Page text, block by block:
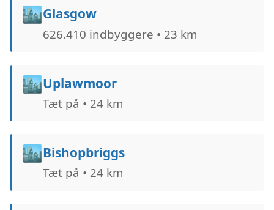
🏙️Glasgow
626.410 indbyggere • 23 km
🏙️Uplawmoor
Tæt på • 24 km
🏙️Bishopbriggs
Tæt på • 24 km